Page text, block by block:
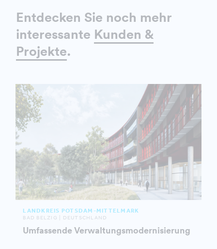
Entdecken Sie noch mehr
interessante Kunden &
Projekte.
LANDKREIS POTSDAM-MITTELMARK
BAD BELZIG | DEUTSCHLAND
Umfassende Verwaltungsmodernisierung